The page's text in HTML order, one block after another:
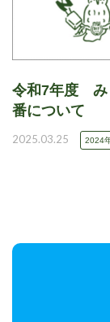
令和7年度 み
番について
2025.03.25 2024